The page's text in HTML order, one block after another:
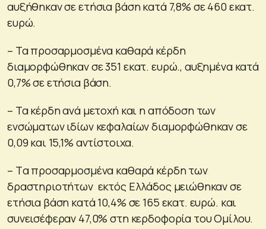
αυξήθηκαν σε ετήσια βάση κατά 7,8% σε 460 εκατ.
ευρώ.
– Τα προσαρμοσμένα καθαρά κέρδη
διαμορφώθηκαν σε 351 εκατ. ευρώ., αυξημένα κατά
0,7% σε ετήσια βάση.
– Τα κέρδη ανά μετοχή και η απόδοση των
ενσώματων ιδίων κεφαλαίων διαμορφώθηκαν σε
0,09 και 15,1% αντίστοιχα.
– Tα προσαρμοσμένα καθαρά κέρδη των
δραστηριοτήτων εκτός Ελλάδος μειώθηκαν σε
ετήσια βάση κατά 10,4% σε 165 εκατ. ευρώ. και
συνεισέφεραν 47,0% στη κερδοφορία του Ομίλου.